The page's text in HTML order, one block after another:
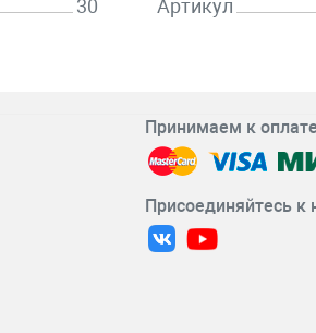
30
Артикул
Принимаем к оплате
Присоединяйтесь к